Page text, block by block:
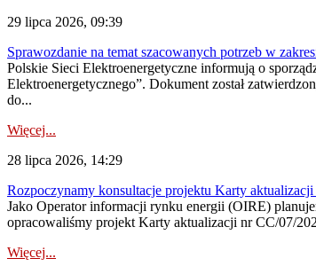
29 lipca 2026, 09:39
Sprawozdanie na temat szacowanych potrzeb w
Polskie Sieci Elektroenergetyczne informują o
Elektroenergetycznego”. Dokument został
do...
Więcej...
28 lipca 2026, 14:29
Rozpoczynamy konsultacje projektu Karty
Jako Operator informacji rynku energii (OIRE)
opracowaliśmy projekt Karty aktualizacji nr CC/07/
Więcej...